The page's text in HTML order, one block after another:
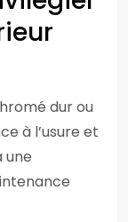
dur ou
à l’usure et
une